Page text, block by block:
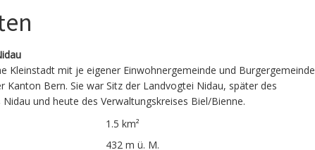
Kleinstadt mit je eigener Einwohnergemeinde und Burgergemeinde
Kanton Bern. Sie war Sitz der Landvogtei Nidau, später des
und heute des Verwaltungskreises Biel/Bienne.
1.5 km²
432 m ü. M.